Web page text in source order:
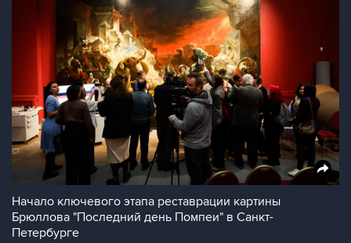
Начало ключевого этапа реставрации картины
Брюллова "Последний день Помпеи" в Санкт-
Петербурге